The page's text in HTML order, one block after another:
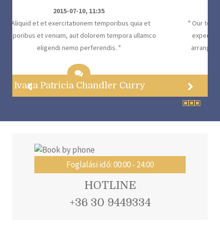
2017-06-12, 04:00
" Our tour guides were fantastic and made a big difference to our
experience. It was a joy to use a flawless travel company. They
arranged everything so we didn't have to worry about details. "
Kaito Kazuki
Foglalási idő: 00:00 - 24:00
HOTLINE
+36 30 9449334